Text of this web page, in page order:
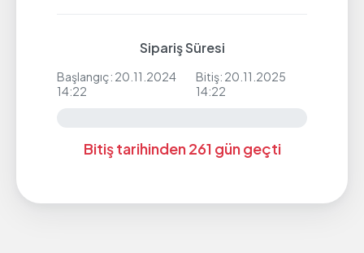
Sipariş Süresi
Başlangıç: 20.11.2024
14:22
Bitiş: 20.11.2025
14:22
Bitiş tarihinden 261 gün geçti